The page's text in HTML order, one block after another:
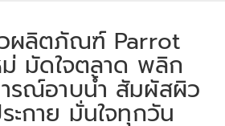
ผลิตภัณฑ์ Parrot
ม่ มัดใจตลาด พลิก
รณ์อาบน้ำ สัมผัสผิว
ะกาย มั่นใจทุกวัน